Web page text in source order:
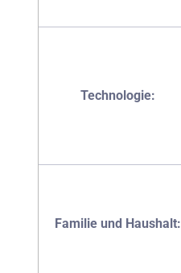
Technologie:
Familie und Haushalt: